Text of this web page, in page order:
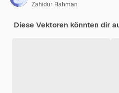
Zahidur Rahman
Diese Vektoren könnten dir